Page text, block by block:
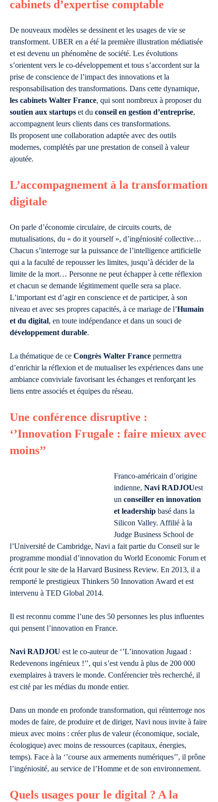
cabinets d’expertise comptable
De nouveaux modèles se dessinent et les usages de vie se
transforment. UBER en a été la première illustration médiatisée
et est devenu un phénomène de société. Les évolutions
s’orientent vers le co-développement et tous s’accordent sur la
prise de conscience de l’impact des innovations et la
responsabilisation des transformations. Dans cette dynamique,
les cabinets Walter France, qui sont nombreux à proposer du
soutien aux startups et du conseil en gestion d’entreprise,
accompagnent leurs clients dans ces transformations.
Ils proposent une collaboration adaptée avec des outils
modernes, complétés par une prestation de conseil à valeur
ajoutée.
L’accompagnement à la transformation
digitale
On parle d’économie circulaire, de circuits courts, de
mutualisations, du « do it yourself », d’ingéniosité collective…
Chacun s’interroge sur la puissance de l’intelligence artificielle
qui a la faculté de repousser les limites, jusqu’à décider de la
limite de la mort… Personne ne peut échapper à cette réflexion
et chacun se demande légitimement quelle sera sa place.
L’important est d’agir en conscience et de participer, à son
niveau et avec ses propres capacités, à ce mariage de l’Humain
et du digital, en toute indépendance et dans un souci de
développement durable.
La thématique de ce Congrès Walter France permettra
d’enrichir la réflexion et de mutualiser les expériences dans une
ambiance conviviale favorisant les échanges et renforçant les
liens entre associés et équipes du réseau.
Une conférence disruptive :
‘’Innovation Frugale : faire mieux avec
moins’’
Franco-américain d’origine
indienne, Navi RADJOUest
un conseiller en innovation
et leadership basé dans la
Silicon Valley. Affilié à la
Judge Business School de
l’Université de Cambridge, Navi a fait partie du Conseil sur le
programme mondial d’innovation du World Economic Forum et
écrit pour le site de la Harvard Business Review. En 2013, il a
remporté le prestigieux Thinkers 50 Innovation Award et est
intervenu à TED Global 2014.
Il est reconnu comme l’une des 50 personnes les plus influentes
qui pensent l’innovation en France.
Navi RADJOU est le co-auteur de ‘’L’innovation Jugaad :
Redevenons ingénieux !’’, qui s’est vendu à plus de 200 000
exemplaires à travers le monde. Conférencier très recherché, il
est cité par les médias du monde entier.
Dans un monde en profonde transformation, qui réinterroge nos
modes de faire, de produire et de diriger, Navi nous invite à faire
mieux avec moins : créer plus de valeur (économique, sociale,
écologique) avec moins de ressources (capitaux, énergies,
temps). Face à la ‘’course aux armements numériques’’, il prône
l’ingéniosité, au service de l’Homme et de son environnement.
Quels usages pour le digital ? A la